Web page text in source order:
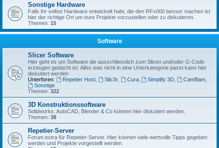
Sonstige Hardware
Falls Ihr selbst Hardware entwickelt habt, die den RFx000 besser machen ist
hier der richtige Ort um eure Projekte vorzustellen oder zu diskutieren.
Themen: 15
Software
Slicer Software
Hier geht es um Software die ausschliesslich zum Slicen und/oder G-Code
erzeugen gedacht ist. Alles was nicht in eine Unterkategorie passt kann hier
diskutiert werden
Unterforen:
Repetier Host, Slic3r, Cura, Simplify 3D CamBam
Sonstige
Themen: 322
3D Konstruktionssoftware
Solidworks, AutoCAD, Blender & Co können hier diskutiert werden.
Themen: 38
Repetier-Server
Forum extra für Repetier-Server. Hier können viele wertvolle Tipps gegeben
werden und Projekte vorgestellt werden.